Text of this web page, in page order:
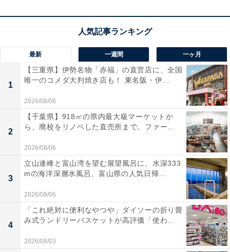
最新 一週間 一ヶ月
1
【三重県】伊勢名物「赤福」の直営店に、全国
唯一のコメダ大判焼き店も！ 東名阪・伊...
2026/08/06
2
【千葉県】918㎡の県内最大級マーケットか
ら、廃校をリノベした直売所まで。ファー...
2026/08/06
3
立山連峰と富山湾を望む展望風呂に、水深333
mの海洋深層水風呂。富山県の人気日帰...
2026/08/06
4
「これ絶対に便利なやつや」ダイソーの折り畳
み式ランドリーバスケットが高評価「使わ...
2026/08/03